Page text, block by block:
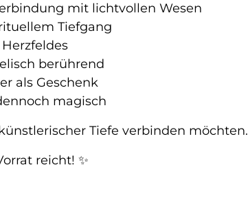
mit lichtvollen Wesen
Tiefgang
berührend
als Geschenk
magisch
Tiefe verbinden möchten.
reicht! ✨